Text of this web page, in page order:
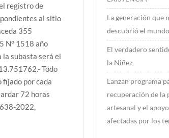
registro de
al sitio
355
N° 1518 año
subasta será el
Todo
por cada
72 horas
2022,
La generación que
descubrió el
El verdadero
la Niñez
Lanzan programa
recuperación de la
artesanal y el
afectadas por los